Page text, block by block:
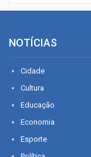
NOTÍCIAS
Cidade
Cultura
Educação
Economia
Esporte